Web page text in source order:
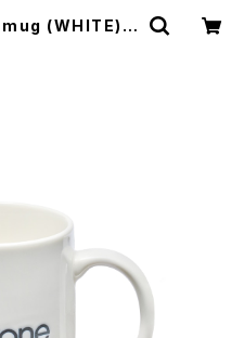
(WHITE) |